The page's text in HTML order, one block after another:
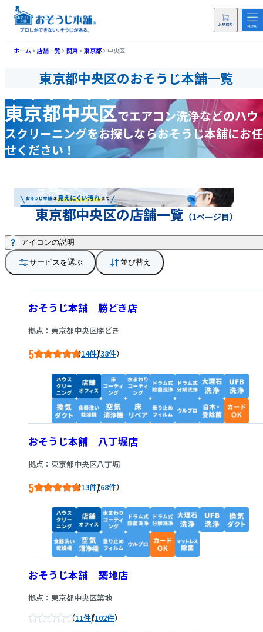
ホーム 店舗一覧 関東 東京都 中央区
東京都中央区のおそうじ本舗一覧
東京都中央区でエアコン洗浄などのハウ
スクリーニングをお探しならおそうじ本舗にお任
せください！
東京都中央区の店舗一覧 （1ページ目）
サービスを選ぶ 並び替え
アイコンの説明
おそうじ本舗 勝どき店
拠点：東京都中央区勝どき
5 14件/38件
おそうじ本舗 八丁堀店
拠点：東京都中央区八丁堀
5 13件/68件
おそうじ本舗 築地店
拠点：東京都中央区築地
11件/102件